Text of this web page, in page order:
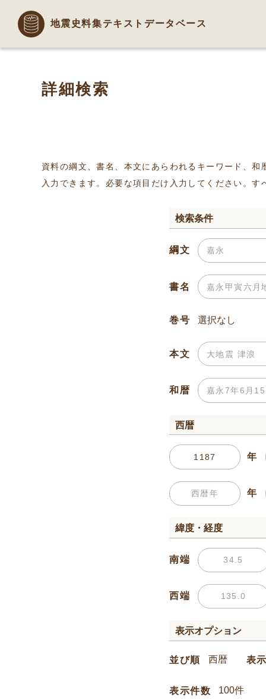
地震史料集テキストデータベース
詳細検索
資料の綱文、書名、本文にあらわれるキーワード、
入力できます。必要な項目だけ入力してください。
検索条件
綱文
書名
巻号
本文
和暦
西暦
年
年
緯度・経度
南端
西端
表示オプション
並び順 表
表示件数